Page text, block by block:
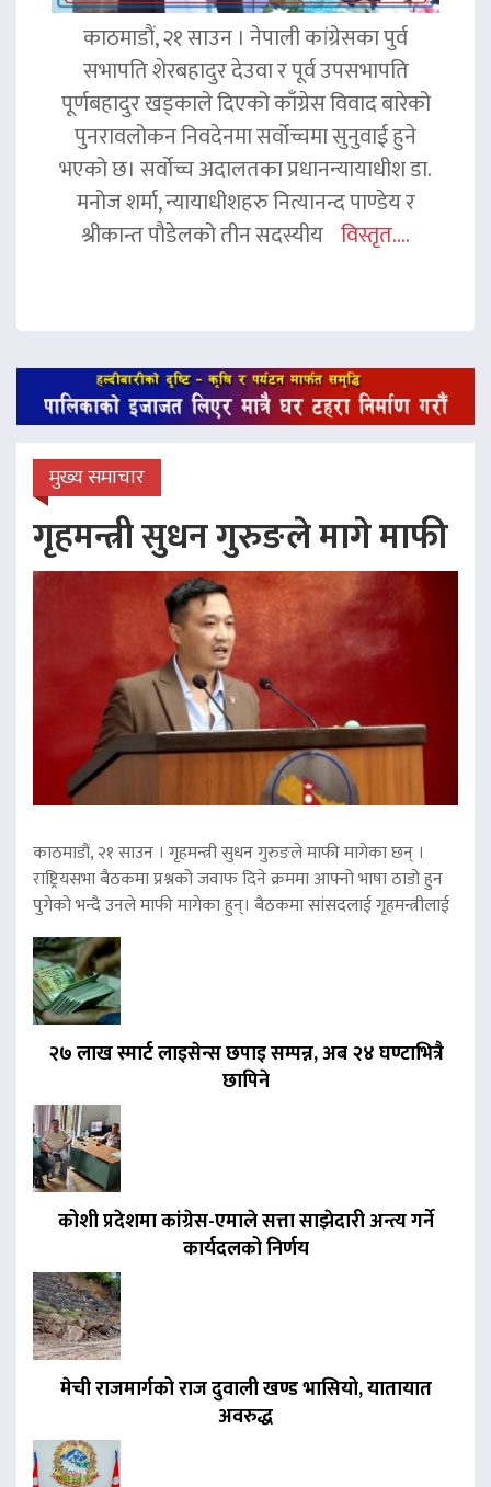
काठमाडौं, २१ साउन । नेपाली कांग्रेसका पुर्व
सभापति शेरबहादुर देउवा र पूर्व उपसभापति
पूर्णबहादुर खड्काले दिएको काँग्रेस विवाद बारेको
पुनरावलोकन निवदेनमा सर्वोच्चमा सुनुवाई हुने
भएको छ। सर्वोच्च अदालतका प्रधानन्यायाधीश डा.
मनोज शर्मा, न्यायाधीशहरु नित्यानन्द पाण्डेय र
श्रीकान्त पौडेलको तीन सदस्यीय विस्तृत....
मुख्य समाचार
गृहमन्त्री सुधन गुरुङले मागे माफी
काठमाडौं, २१ साउन । गृहमन्त्री सुधन गुरुङले माफी मागेका छन् ।
राष्ट्रियसभा बैठकमा प्रश्नको जवाफ दिने क्रममा आफ्नो भाषा ठाडो हुन
पुगेको भन्दै उनले माफी मागेका हुन्। बैठकमा सांसदलाई गृहमन्त्रीलाई
२७ लाख स्मार्ट लाइसेन्स छपाइ सम्पन्न, अब २४ घण्टाभित्रै
छापिने
कोशी प्रदेशमा कांग्रेस-एमाले सत्ता साझेदारी अन्त्य गर्ने
कार्यदलको निर्णय
मेची राजमार्गको राज दुवाली खण्ड भासियो, यातायात
अवरुद्ध